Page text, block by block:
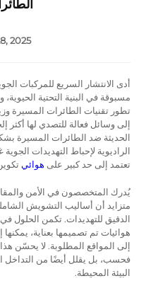
2025
أدى الانتشار السريع للمركبات
مسبوقة في البنية التحتية
تطور تقنيات الطائرات المسيرة
إلى وسائل فعالة للتصدي لها
الحديثة ضد الطائرات المسيرة
الراديوية لإحباط التهديدات
تعتمد إلى حد كبير على هوائي
يُدرك المتخصصون في الأمن
متزايد أن أساليب التشويش
الدقيق للتهديدات. تكمن الحلول
هوائيات تم تصميمها بعناية،
إلى المواقع المطلوبة. لا يحسّن
فحسب، بل يقلل أيضًا من التداخل
البيئة المحيطة.